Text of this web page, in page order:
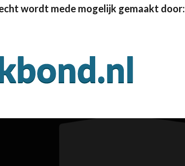
wordt mede mogelijk gemaakt door: